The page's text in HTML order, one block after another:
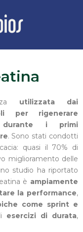
utilizzata dai
per rigenerare
durante i primi
. Sono stati condotti
quasi il 70% di
miglioramento delle
studio ha riportato
è ampiamente
la performance,
come sprint e
esercizi di durata,